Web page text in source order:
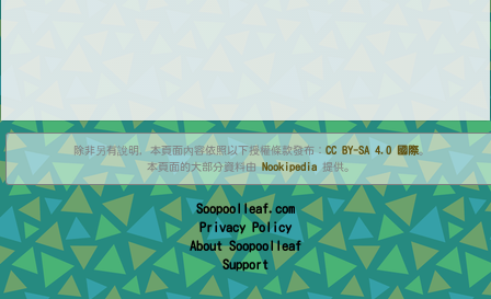
除非另有說明，本頁面內容依照以下授權條款發布： CC BY-SA 4.0 國際。
本頁面的大部分資料由Nookipedia 提供。
Soopoolleaf.com
Privacy Policy
About Soopoolleaf
Support